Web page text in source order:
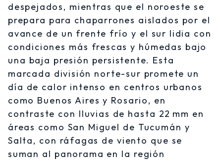
despejados, mientras que el noroeste se
prepara para chaparrones aislados por el
avance de un frente frío y el sur lidia con
condiciones más frescas y húmedas bajo
una baja presión persistente. Esta
marcada división norte-sur promete un
día de calor intenso en centros urbanos
como Buenos Aires y Rosario, en
contraste con lluvias de hasta 22 mm en
áreas como San Miguel de Tucumán y
Salta, con ráfagas de viento que se
suman al panorama en la región